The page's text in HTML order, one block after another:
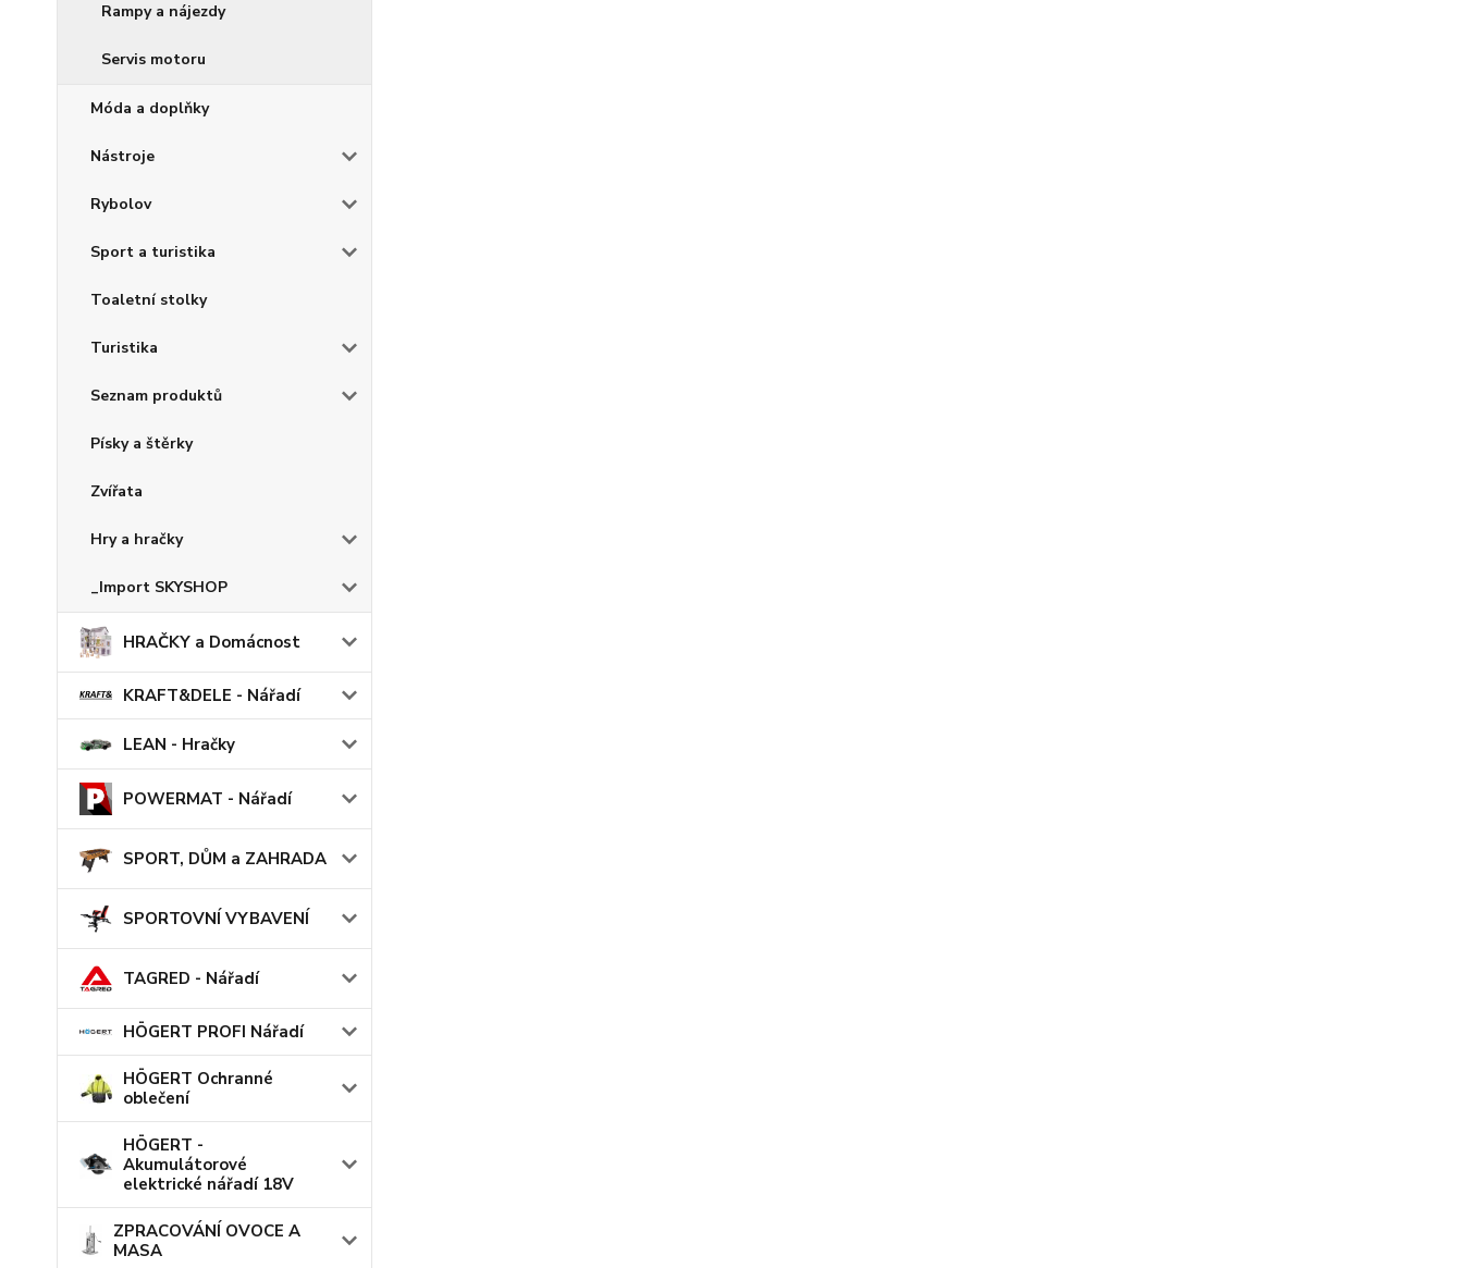
Rampy a nájezdy
Servis motoru
Móda a doplňky
Nástroje
Rybolov
Sport a turistika
Toaletní stolky
Turistika
Seznam produktů
Písky a štěrky
Zvířata
Hry a hračky
_Import SKYSHOP
HRAČKY a Domácnost
KRAFT&DELE - Nářadí
LEAN - Hračky
POWERMAT - Nářadí
SPORT, DŮM a ZAHRADA
SPORTOVNÍ VYBAVENÍ
TAGRED - Nářadí
HÖGERT PROFI Nářadí
HÖGERT Ochranné
oblečení
HÖGERT -
Akumulátorové
elektrické nářadí 18V
ZPRACOVÁNÍ OVOCE A
MASA